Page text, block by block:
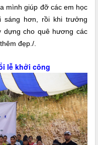
mình giúp đỡ các em học
hơn, rồi khi trưởng
dựng cho quê hương các
đẹp./.
lễ khởi công